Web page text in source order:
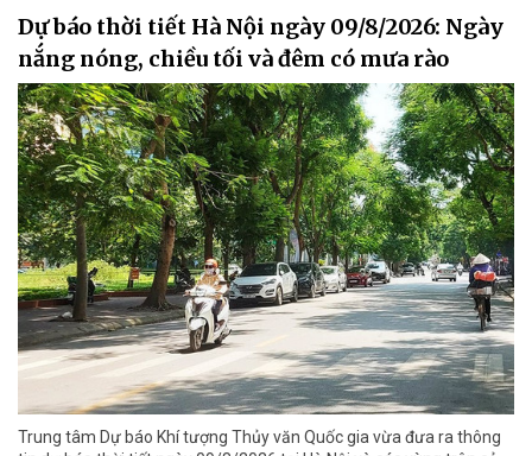
Dự báo thời tiết Hà Nội ngày 09/8/2026: Ngày
nắng nóng, chiều tối và đêm có mưa rào
Trung tâm Dự báo Khí tượng Thủy văn Quốc gia vừa đưa ra thông